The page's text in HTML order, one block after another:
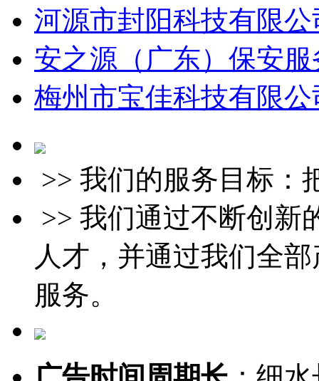
河源市封阳科技有限
安之源（广东）保安
梅州市宝佳科技有限
>> 我们的服务目标：
>> 我们通过不断创新
人才，并通过我们全
服务。